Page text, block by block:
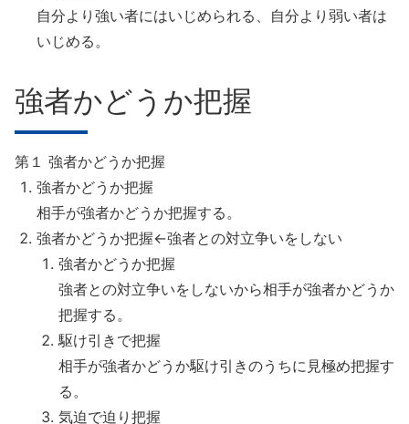
自分より強い者にはいじめられる、自分より弱い者は
いじめる。
強者かどうか把握
第１ 強者かどうか把握
強者かどうか把握
相手が強者かどうか把握する。
強者かどうか把握←強者との対立争いをしない
強者かどうか把握
強者との対立争いをしないから相手が強者かどうか
把握する。
駆け引きで把握
相手が強者かどうか駆け引きのうちに見極め把握す
る。
気迫で迫り把握